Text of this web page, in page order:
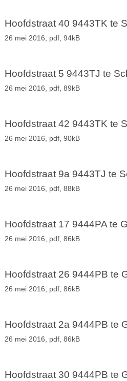
Hoofdstraat 40 9443TK te
26 mei 2016, pdf, 94kB
Hoofdstraat 5 9443TJ te
26 mei 2016, pdf, 89kB
Hoofdstraat 42 9443TK te
26 mei 2016, pdf, 90kB
Hoofdstraat 9a 9443TJ te
26 mei 2016, pdf, 88kB
Hoofdstraat 17 9444PA te
26 mei 2016, pdf, 86kB
Hoofdstraat 26 9444PB te
26 mei 2016, pdf, 86kB
Hoofdstraat 2a 9444PB te
26 mei 2016, pdf, 86kB
Hoofdstraat 30 9444PB te